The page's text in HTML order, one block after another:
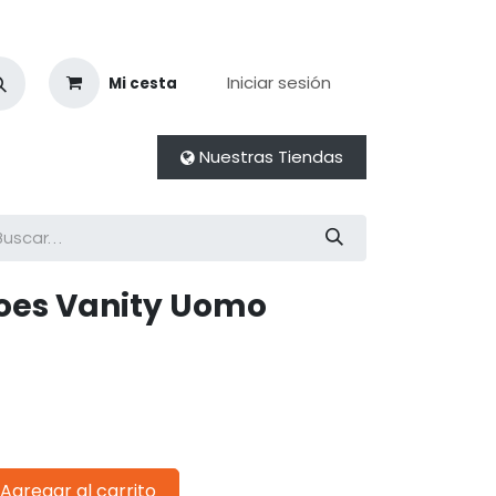
Mi cesta Iniciar sesión
Nuestras Tiendas
Vanity Uomo